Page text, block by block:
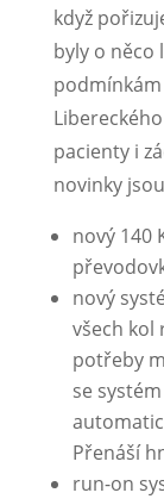
když
byly o něco
pacienty i
novinky
nový 140
nový
všech kol
potřeby
se
Přenáší
run-on